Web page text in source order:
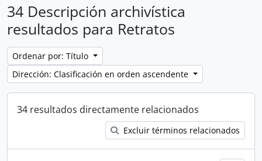
34 Descripción archivística
resultados para Retratos
Ordenar por: Título
Dirección: Clasificación en orden ascendente
34 resultados directamente relacionados
Excluir términos relacionados